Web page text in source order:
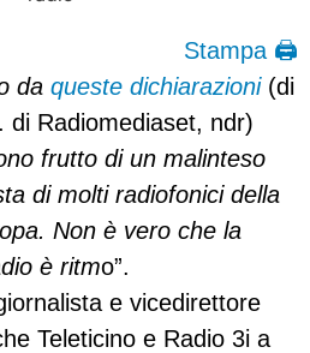
Stampa 🖨
da queste dichiarazioni (di
di Radiomediaset, ndr)
frutto di un malinteso
di molti radiofonici della
Non è vero che la
è ritmo”.
e vicedirettore
Teleticino e Radio 3i a